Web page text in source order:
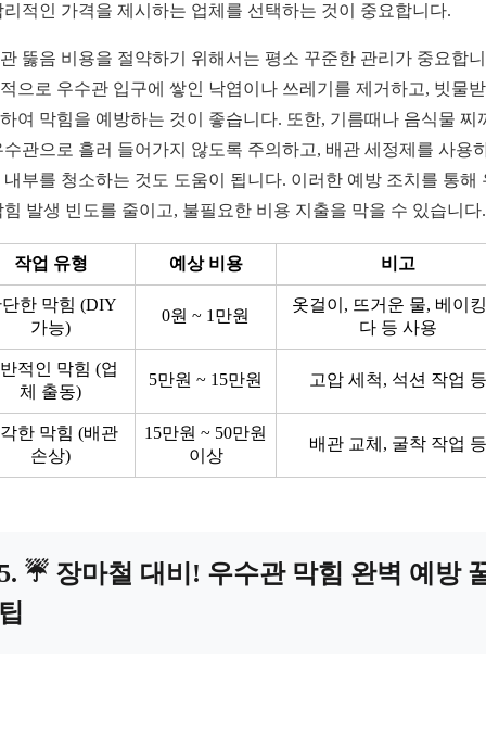
리적인 가격을 제시하는 업체를 선택하는 것이 중요합니다.
뚫음 비용을 절약하기 위해서는 평소 꾸준한 관리가 중요합
으로 우수관 입구에 쌓인 낙엽이나 쓰레기를 제거하고, 빗물
여 막힘을 예방하는 것이 좋습니다. 또한, 기름때나 음식물 찌
수관으로 흘러 들어가지 않도록 주의하고, 배관 세정제를 사용
내부를 청소하는 것도 도움이 됩니다. 이러한 예방 조치를 통해
힘 발생 빈도를 줄이고, 불필요한 비용 지출을 막을 수 있습니다.
작업 유형 예상 비용 비고
한 막힘 (DIY
가능)
0원 ~ 1만원
옷걸이, 뜨거운 물, 베이
다 등 사용
적인 막힘 (업
체 출동)
5만원 ~ 15만원 고압 세척, 석션 작업 등
한 막힘 (배관
손상)
15만원 ~ 50만원
이상
배관 교체, 굴착 작업 등
☔ 장마철 대비! 우수관 막힘 완벽 예방